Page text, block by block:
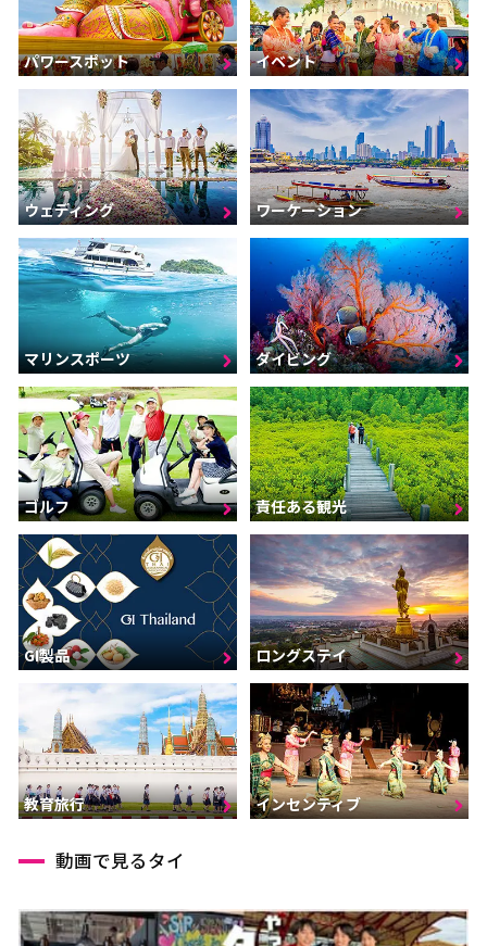
パワースポット イベント
ウェディング ワーケーション
マリンスポーツ ダイビング
ゴルフ 責任ある観光
GI製品 ロングステイ
教育旅行 インセンティブ
動画で見るタイ